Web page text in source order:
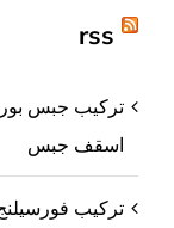
rss
اسقف جبس